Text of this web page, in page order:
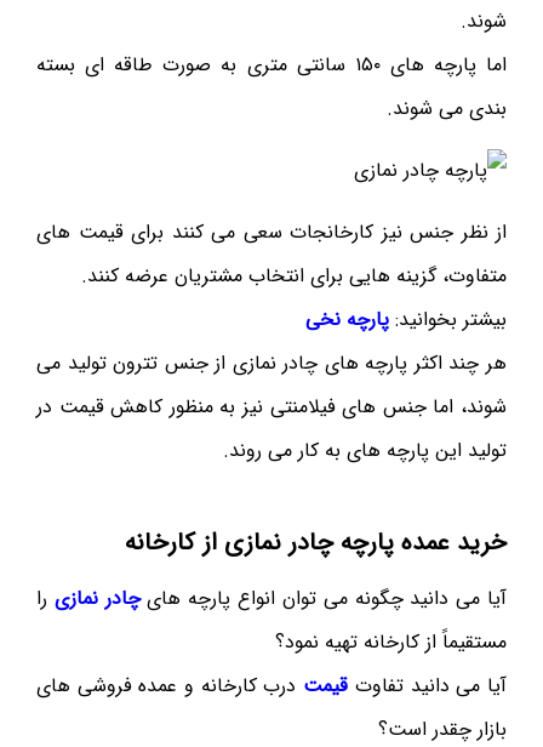
شوند.
اما پارچه های ۱۵۰ سانتی متری به صورت طاقه ای بسته
بندی می شوند.
از نظر جنس نیز کارخانجات سعی می کنند برای قیمت های
متفاوت، گزینه هایی برای انتخاب مشتریان عرضه کنند.
بیشتر بخوانید: پارچه نخی
هر چند اکثر پارچه های چادر نمازی از جنس تترون تولید می
شوند، اما جنس های فیلامنتی نیز به منظور کاهش قیمت در
تولید این پارچه های به کار می روند.
خرید عمده پارچه چادر نمازی از کارخانه
آیا می دانید چگونه می توان انواع پارچه هایچادر نمازی را
مستقیماً از کارخانه تهیه نمود؟
آیا می دانید تفاوت قیمت درب کارخانه و عمده فروشی های
بازار چقدر است؟